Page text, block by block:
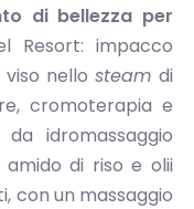
di bellezza per
Resort: impacco
viso nellosteam di
cromoterapia e
idromassaggio
di riso e olii
con un massaggio